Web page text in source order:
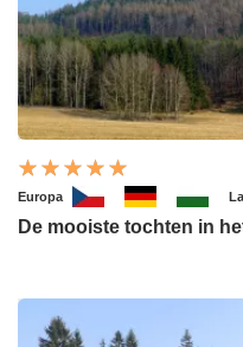
Europa
De mooiste tochten in